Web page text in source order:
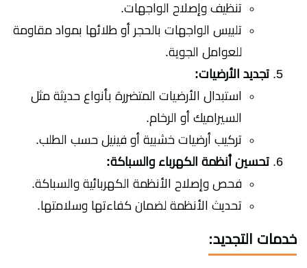
تنظيف وإصلاح الواجهات.
تلبيس الواجهات بالحجر أو طلائها بمواد مقاومة
للعوامل الجوية.
تجديد الأرضيات:
استبدال الأرضيات المتضررة بأنواع حديثة مثل
السيراميك أو الرخام.
تركيب أرضيات خشبية أو فينيل حسب الطلب.
تحسين أنظمة الكهرباء والسباكة:
فحص وإصلاح الأنظمة الكهربائية والسباكة.
تحديث الأنظمة لضمان كفاءتها وسلامتها.
خدمات التجديد: